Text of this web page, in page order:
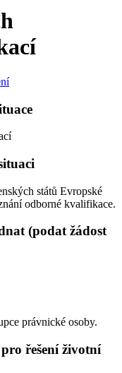
států Evropské
odborné kvalifikace.
(podat žádost
právnické osoby.
řešení životní